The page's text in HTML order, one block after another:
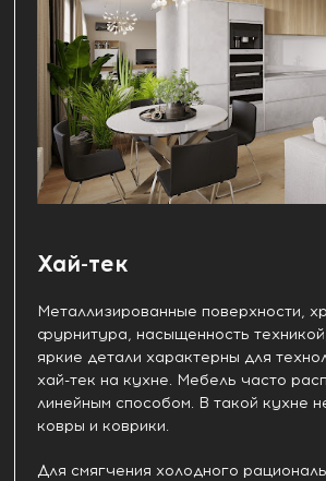
Хай-тек
Металлизированные поверхности,
фурнитура, насыщенность
яркие детали характерны для
хай-тек на кухне. Мебель часто
линейным способом. В такой кухне
ковры и коврики.
Для смягчения холодного